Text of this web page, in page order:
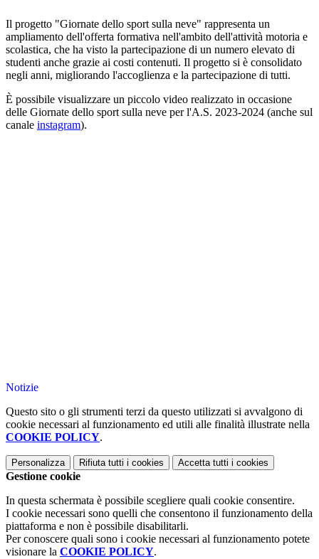
Il progetto "Giornate dello sport sulla neve" rappresenta un
ampliamento dell'offerta formativa nell'ambito dell'attività motoria e
scolastica, che ha visto la partecipazione di un numero elevato di
studenti anche grazie ai costi contenuti. Il progetto si è consolidato
negli anni, migliorando l'accoglienza e la partecipazione di tutti.
È possibile visualizzare un piccolo video realizzato in occasione
delle Giornate dello sport sulla neve per l'A.S. 2023-2024 (anche sul
canale instagram).
Notizie
Questo sito o gli strumenti terzi da questo utilizzati si avvalgono di
cookie necessari al funzionamento ed utili alle finalità illustrate nella
COOKIE POLICY.
Personalizza Rifiuta tutti i cookies Accetta tutti i cookies
Gestione cookie
In questa schermata è possibile scegliere quali cookie consentire.
I cookie necessari sono quelli che consentono il funzionamento della
piattaforma e non è possibile disabilitarli.
Per conoscere quali sono i cookie necessari al funzionamento potete
visionare la COOKIE POLICY.